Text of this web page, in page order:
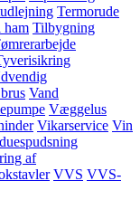
Termorude
ham Tilbygning
Vand
Væggelus
Vikarservice Vin
af
VVS VVS-